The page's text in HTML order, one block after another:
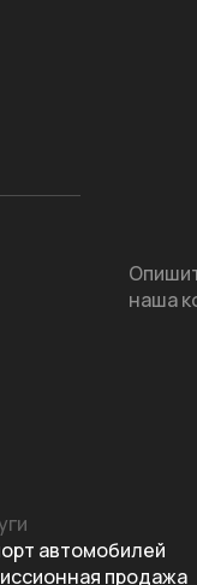
наша
автомобилей
продажа